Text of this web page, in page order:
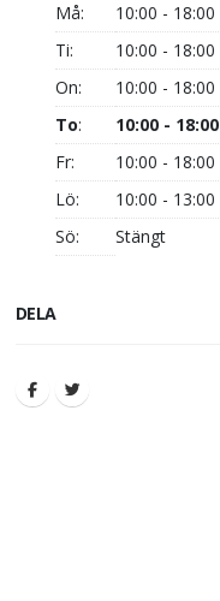
Må:
10:00 - 18:00
Ti:
10:00 - 18:00
On:
10:00 - 18:00
To:
10:00 - 18:00
Fr:
10:00 - 18:00
Lö:
10:00 - 13:00
Sö:
Stängt
DELA